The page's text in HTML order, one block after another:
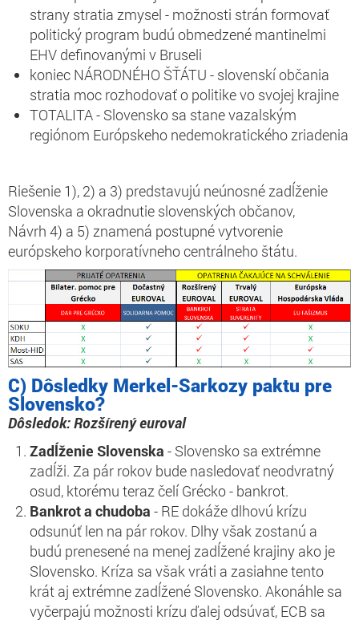
strany stratia zmysel - možnosti strán formovať
politický program budú obmedzené mantinelmi
EHV definovanými v Bruseli
koniec NÁRODNÉHO ŠŤÁTU - slovenskí občania
stratia moc rozhodovať o politike vo svojej krajine
TOTALITA - Slovensko sa stane vazalským
regiónom Európskeho nedemokratického zriadenia
Riešenie 1), 2) a 3) predstavujú neúnosné zadĺženie
Slovenska a okradnutie slovenských občanov,
Návrh 4) a 5) znamená postupné vytvorenie
európskeho korporatívneho centrálneho štátu.
C) Dôsledky Merkel-Sarkozy paktu pre
Slovensko?
Dôsledok: Rozšírený euroval
Zadĺženie Slovenska - Slovensko sa extrémne
zadĺži. Za pár rokov bude nasledovať neodvratný
osud, ktorému teraz čelí Grécko - bankrot.
Bankrot a chudoba - RE dokáže dlhovú krízu
odsunúť len na pár rokov. Dlhy však zostanú a
budú prenesené na menej zadĺžené krajiny ako je
Slovensko. Kríza sa však vráti a zasiahne tento
krát aj extrémne zadĺžené Slovensko. Akonáhle sa
vyčerpajú možnosti krízu ďalej odsúvať, ECB sa